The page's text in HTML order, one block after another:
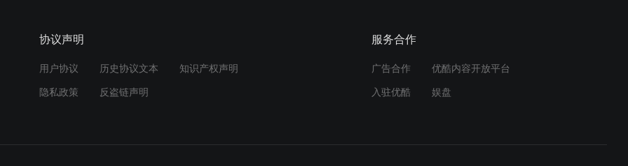
协议声明
用户协议 历史协议文本 知识产权声明
隐私政策 反盗链声明
服务合作
广告合作 优酷内容开放平台
入驻优酷 娱盘